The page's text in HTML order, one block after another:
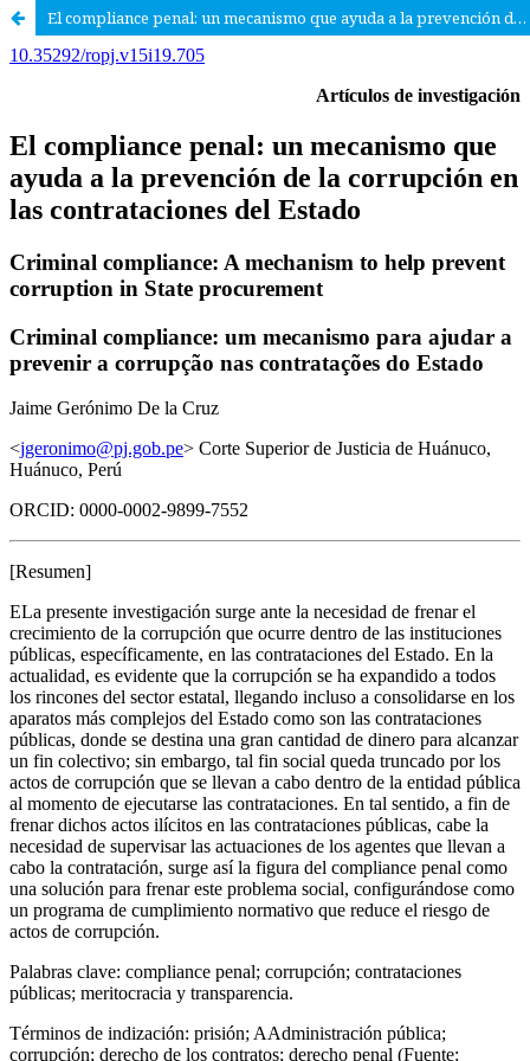
El compliance penal: un mecanismo que ayuda a la prevención de la corrupción en las contrataciones del Estado